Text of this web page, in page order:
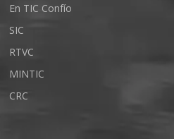
En TIC Confío
SIC
RTVC
MINTIC
CRC